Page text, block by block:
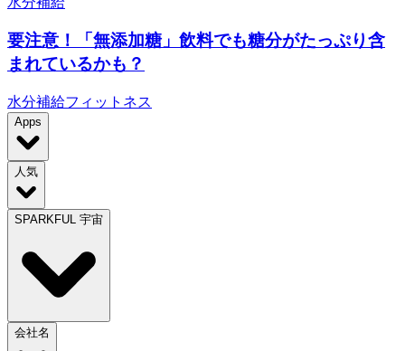
要注意！「無添加糖」飲料でも糖分がたっぷり含
まれているかも？
水分補給フィットネス
Apps
人気
SPARKFUL 宇宙
会社名